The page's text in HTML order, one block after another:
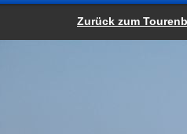
Zurück zum